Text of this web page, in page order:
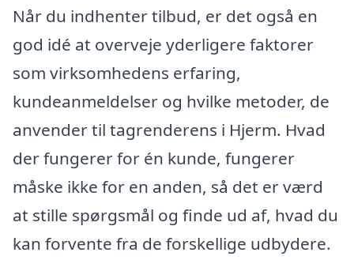
Når du indhenter tilbud, er det også en
god idé at overveje yderligere faktorer
som virksomhedens erfaring,
kundeanmeldelser og hvilke metoder, de
anvender til tagrenderens i Hjerm. Hvad
der fungerer for én kunde, fungerer
måske ikke for en anden, så det er værd
at stille spørgsmål og finde ud af, hvad du
kan forvente fra de forskellige udbydere.